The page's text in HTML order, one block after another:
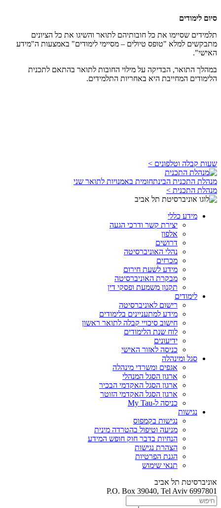
סיום לימודים
תלמידים שסיימו את כל חובותיהם לתואר והשיגו את כל הציונים
מתבקשים למלא "טופס טיולים – מסיימי לימודים" באמצעות ה"מידע
האישי".
במהלך התואר, הבדיקה על מילוי החובות לתואר בהתאם לתכנית
הלימודים המחייבת היא באחריות התלמידים.
שעות קבלה וטלפונים >
מנהלת התכנית הבינתחומית באמנויות לתואר שני
מנהלת התכנית >
מידע כללי
יצירת קשר ודרכי הגעה
אלפון
דרושים
נהלי האוניברסיטה
מכרזים
מידע לשעת חירום
מבקרת האוניברסיטה
תקנון משמעת ופסקי דין
לימודים
רישום לאוניברסיטה
מידע למתעניינים בלימודים
חישוב סיכויי קבלה לתואר ראשון
לוח שנת הלימודים
ידיעונים
כניסה לאזור האישי
סגל ומינהלה
אגפים ומשרדי מינהלה
ארגון הסגל המנהלי
ארגון הסגל האקדמי הבכיר
ארגון הסגל האקדמי הזוטר
כניסה ל-My Tau
נגישות
נגישות בקמפוס
מניעה וטיפול בהטרדה מינית
הנחיות בדבר חוק חופש המידע
הצהרת נגישות
הגנת הפרטיות
תנאי שימוש
אוניברסיטת תל אביב
P.O. Box 39040, Tel Aviv 6997801